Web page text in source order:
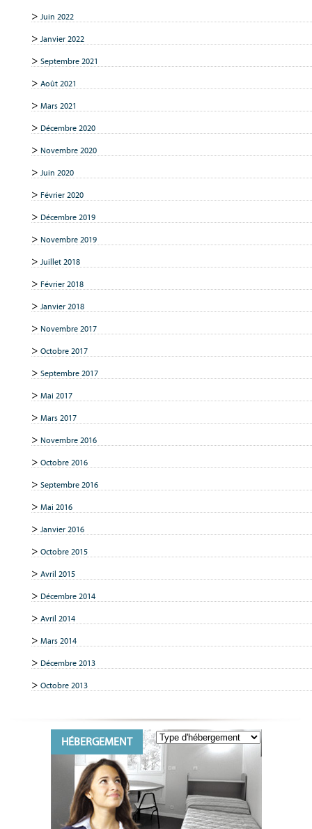
Juin 2022
Janvier 2022
Septembre 2021
Août 2021
Mars 2021
Décembre 2020
Novembre 2020
Juin 2020
Février 2020
Décembre 2019
Novembre 2019
Juillet 2018
Février 2018
Janvier 2018
Novembre 2017
Octobre 2017
Septembre 2017
Mai 2017
Mars 2017
Novembre 2016
Octobre 2016
Septembre 2016
Mai 2016
Janvier 2016
Octobre 2015
Avril 2015
Décembre 2014
Avril 2014
Mars 2014
Décembre 2013
Octobre 2013
HÉBERGEMENT